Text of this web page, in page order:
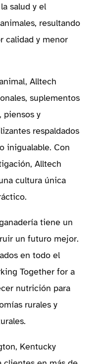
salud y el
resultando
calidad y menor
Alltech
suplementos
piensos y
respaldados
inigualable. Con
Alltech
cultura única
tiene un
un futuro mejor.
en todo el
Together for a
nutrición para
rurales y
Kentucky